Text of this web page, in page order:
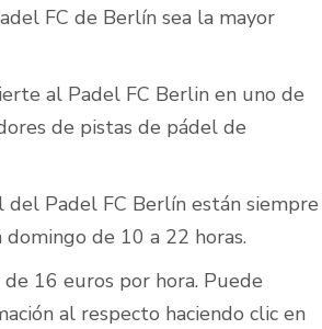
FC de Berlín sea la mayor
al Padel FC Berlin en uno de
de pistas de pádel de
del Padel FC Berlín están siempre
de 10 a 22 horas.
16 euros por hora. Puede
al respecto haciendo clic en